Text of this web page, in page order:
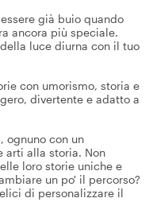
già buio quando
ancora più speciale.
luce diurna con il tuo
con umorismo, storia e
divertente e adatto a
ognuno con un
arti alla storia. Non
loro storie uniche e
un po' il percorso?
di personalizzare il